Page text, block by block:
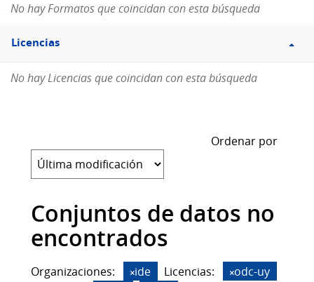
No hay Formatos que coincidan con esta búsqueda
Filtro
Licencias
Licencias
No hay Licencias que coincidan con esta búsqueda
Ordenar por
Conjuntos de datos no
encontrados
Organizaciones: ide Licencias:
odc-uy